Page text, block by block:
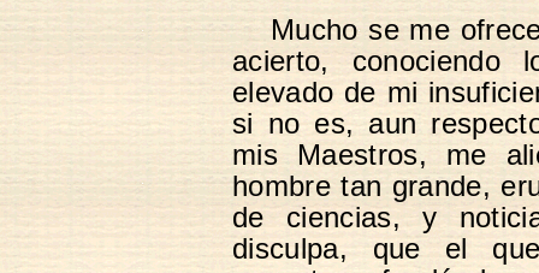
Mucho se me
acierto,
elevado de mi
si no es, aun
mis Maestros, me
hombre tan grande,
de ciencias, y
disculpa, que el